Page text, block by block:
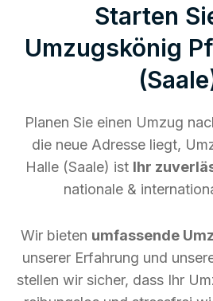
Starten
Umzugskönig
Planen Sie einen Umzug
die neue Adresse liegt,
Halle (Saale) ist Ihr
nationale &
Wir bieten umfassende
unserer Erfahrung und
stellen wir sicher, dass Ihr